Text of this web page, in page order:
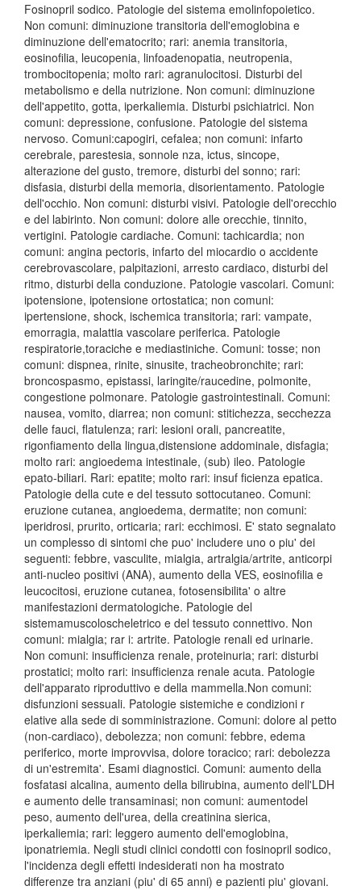
Fosinopril sodico. Patologie del sistema emolinfopoietico.
Non comuni: diminuzione transitoria dell'emoglobina e
diminuzione dell'ematocrito; rari: anemia transitoria,
eosinofilia, leucopenia, linfoadenopatia, neutropenia,
trombocitopenia; molto rari: agranulocitosi. Disturbi del
metabolismo e della nutrizione. Non comuni: diminuzione
dell'appetito, gotta, iperkaliemia. Disturbi psichiatrici. Non
comuni: depressione, confusione. Patologie del sistema
nervoso. Comuni:capogiri, cefalea; non comuni: infarto
cerebrale, parestesia, sonnole nza, ictus, sincope,
alterazione del gusto, tremore, disturbi del sonno; rari:
disfasia, disturbi della memoria, disorientamento. Patologie
dell'occhio. Non comuni: disturbi visivi. Patologie dell'orecchio
e del labirinto. Non comuni: dolore alle orecchie, tinnito,
vertigini. Patologie cardiache. Comuni: tachicardia; non
comuni: angina pectoris, infarto del miocardio o accidente
cerebrovascolare, palpitazioni, arresto cardiaco, disturbi del
ritmo, disturbi della conduzione. Patologie vascolari. Comuni:
ipotensione, ipotensione ortostatica; non comuni:
ipertensione, shock, ischemica transitoria; rari: vampate,
emorragia, malattia vascolare periferica. Patologie
respiratorie,toraciche e mediastiniche. Comuni: tosse; non
comuni: dispnea, rinite, sinusite, tracheobronchite; rari:
broncospasmo, epistassi, laringite/raucedine, polmonite,
congestione polmonare. Patologie gastrointestinali. Comuni:
nausea, vomito, diarrea; non comuni: stitichezza, secchezza
delle fauci, flatulenza; rari: lesioni orali, pancreatite,
rigonfiamento della lingua,distensione addominale, disfagia;
molto rari: angioedema intestinale, (sub) ileo. Patologie
epato-biliari. Rari: epatite; molto rari: insuf ficienza epatica.
Patologie della cute e del tessuto sottocutaneo. Comuni:
eruzione cutanea, angioedema, dermatite; non comuni:
iperidrosi, prurito, orticaria; rari: ecchimosi. E' stato segnalato
un complesso di sintomi che puo' includere uno o piu' dei
seguenti: febbre, vasculite, mialgia, artralgia/artrite, anticorpi
anti-nucleo positivi (ANA), aumento della VES, eosinofilia e
leucocitosi, eruzione cutanea, fotosensibilita' o altre
manifestazioni dermatologiche. Patologie del
sistemamuscoloscheletrico e del tessuto connettivo. Non
comuni: mialgia; rar i: artrite. Patologie renali ed urinarie.
Non comuni: insufficienza renale, proteinuria; rari: disturbi
prostatici; molto rari: insufficienza renale acuta. Patologie
dell'apparato riproduttivo e della mammella.Non comuni:
disfunzioni sessuali. Patologie sistemiche e condizioni r
elative alla sede di somministrazione. Comuni: dolore al petto
(non-cardiaco), debolezza; non comuni: febbre, edema
periferico, morte improvvisa, dolore toracico; rari: debolezza
di un'estremita'. Esami diagnostici. Comuni: aumento della
fosfatasi alcalina, aumento della bilirubina, aumento dell'LDH
e aumento delle transaminasi; non comuni: aumentodel
peso, aumento dell'urea, della creatinina sierica,
iperkaliemia; rari: leggero aumento dell'emoglobina,
iponatriemia. Negli studi clinici condotti con fosinopril sodico,
l'incidenza degli effetti indesiderati non ha mostrato
differenze tra anziani (piu' di 65 anni) e pazienti piu' giovani.